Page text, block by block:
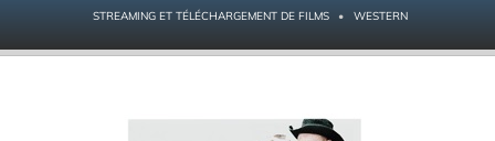
STREAMING ET TÉLÉCHARGEMENT DE FILMS WESTERN